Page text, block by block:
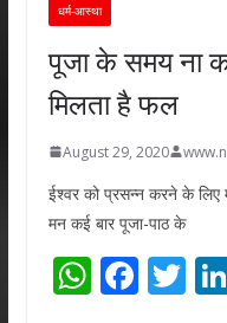
धर्म-आस्था
पूजा के समय ना
मिलता है फल
August 29, 2020
ईश्वर को प्रसन्न करने के लिए
मन कई बार पूजा-पाठ के
W F T